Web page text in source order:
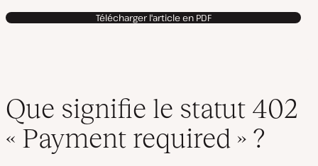
Télécharger l'article en PDF
Que signifie le statut 402
« Payment required » ?